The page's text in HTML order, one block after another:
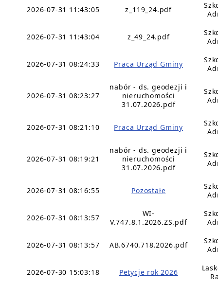
2026-07-31 11:43:05 z_119_24.pdf
2026-07-31 11:43:04 z_49_24.pdf
2026-07-31 08:24:33 Praca Urząd Gminy
2026-07-31 08:23:27
nabór - ds. geodezji i
nieruchomości
31.07.2026.pdf
2026-07-31 08:21:10 Praca Urząd Gminy
2026-07-31 08:19:21
nabór - ds. geodezji i
nieruchomości
31.07.2026.pdf
2026-07-31 08:16:55 Pozostałe
2026-07-31 08:13:57
WI-
V.747.8.1.2026.ZS.pdf
2026-07-31 08:13:57 AB.6740.718.2026.pdf
2026-07-30 15:03:18 Petycje rok 2026